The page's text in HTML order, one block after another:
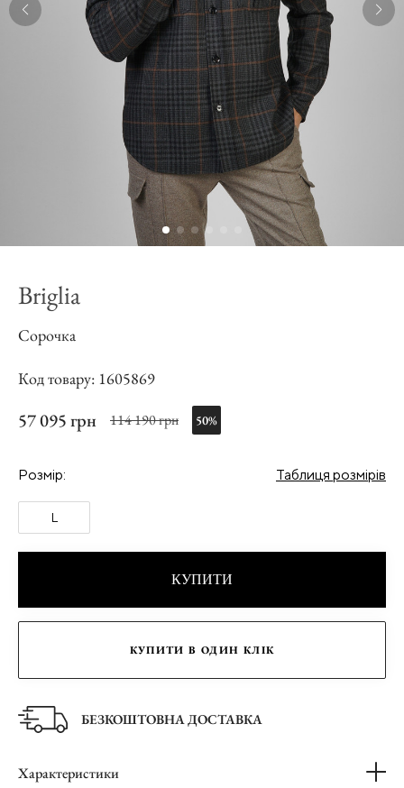
Briglia
Сорочка
Код товару: 1605869
57 095 грн 114 190 грн 50%
Розмір: Таблиця розмірів
L
КУПИТИ
КУПИТИ В ОДИН КЛІК
БЕЗКОШТОВНА ДОСТАВКА
Характеристики